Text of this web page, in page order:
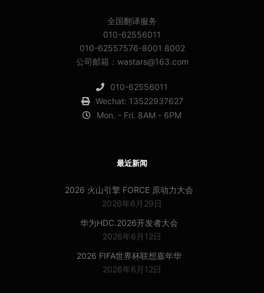
全国翻译服务
010-62556011
010-62557576-8001 8002
公司邮箱：wastars@163.com
010-62556011
Wechat: 13522937627
Mon. - Fri. 8AM - 6PM
最近新闻
2026 火山引擎 FORCE 原动力大会
2026年6月29日
华为HDC.2026开发者大会
2026年6月12日
2026 FIFA世界杯联想嘉年华
2026年6月12日